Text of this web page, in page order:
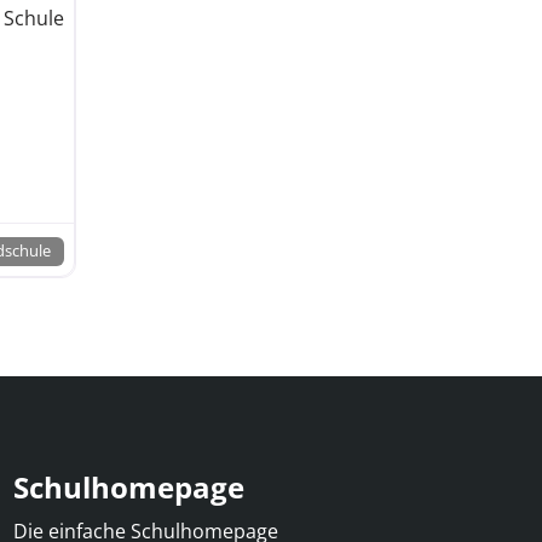
Schulhomepage
Die einfache Schulhomepage